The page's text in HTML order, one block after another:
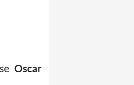
Oscar